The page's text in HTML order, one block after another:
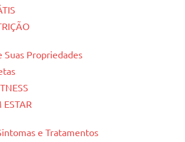
Suas Propriedades
ESTAR
e Tratamentos